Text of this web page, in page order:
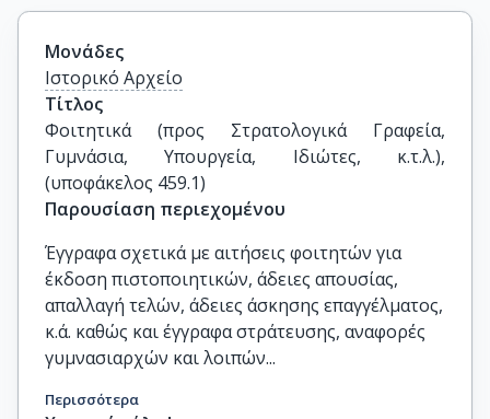
Μονάδες
Ιστορικό Αρχείο
Τίτλος
Φοιτητικά (προς Στρατολογικά Γραφεία,
Γυμνάσια, Υπουργεία, Ιδιώτες, κ.τ.λ.),
(υποφάκελος 459.1)
Παρουσίαση περιεχομένου
Έγγραφα σχετικά με αιτήσεις φοιτητών για
έκδοση πιστοποιητικών, άδειες απουσίας,
απαλλαγή τελών, άδειες άσκησης επαγγέλματος,
κ.ά. καθώς και έγγραφα στράτευσης, αναφορές
γυμνασιαρχών και λοιπών...
Περισσότερα